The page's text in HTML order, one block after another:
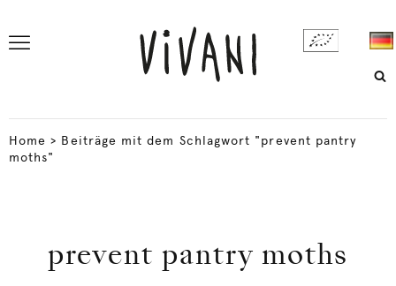
Home > Beiträge mit dem Schlagwort "prevent pantry
moths"
prevent pantry moths